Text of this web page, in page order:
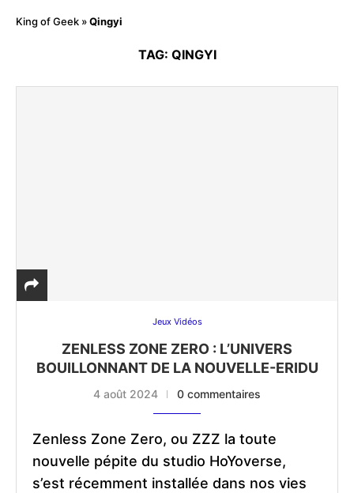
King of Geek »Qingyi
TAG: QINGYI
Jeux Vidéos
ZENLESS ZONE ZERO : L’UNIVERS
BOUILLONNANT DE LA NOUVELLE-ERIDU
4 août 2024 0 commentaires
Zenless Zone Zero, ou ZZZ la toute
nouvelle pépite du studio HoYoverse,
s’est récemment installée dans nos vies